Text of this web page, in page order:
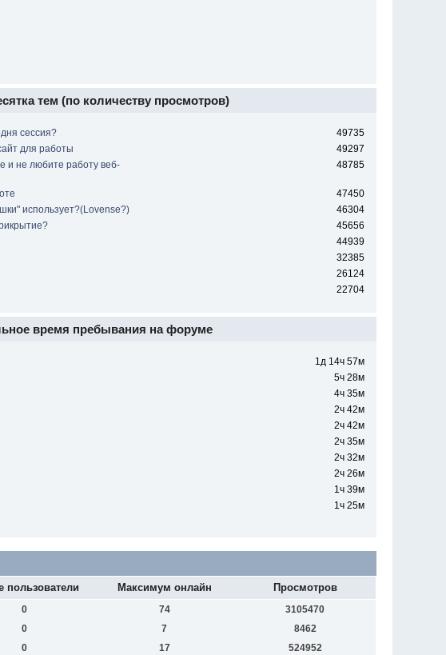
тем (по количеству просмотров)
сессия?
49735
для работы
49297
и не любите работу веб-
48785
47450
использует?(Lovense?)
46304
45656
44939
32385
26124
22704
время пребывания на форуме
1д 14ч 57м
5ч 28м
4ч 35м
2ч 42м
2ч 42м
2ч 35м
2ч 32м
2ч 26м
1ч 39м
1ч 25м
пользователи Максимум онлайн Просмотров
0 74
3105470
0 7
8462
0 17
524952